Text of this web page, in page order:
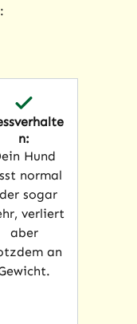
n:
Hund
normal
sogar
verliert
aber
an